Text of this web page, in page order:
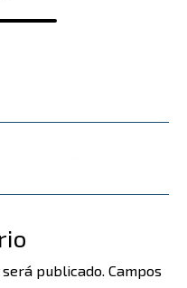
publicado. Campos